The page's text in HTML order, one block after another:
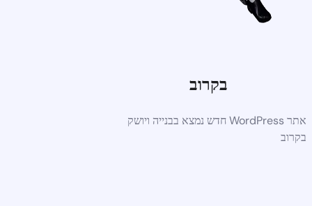
בקרוב
אתר WordPress חדש נמצא בבנייה ויושק
בקרוב